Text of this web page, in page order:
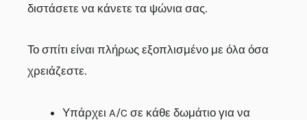
διστάσετε να κάνετε τα ψώνια σας.
Το σπίτι είναι πλήρως εξοπλισμένο με όλα όσα
χρειάζεστε.
Υπάρχει A/C σε κάθε δωμάτιο για να